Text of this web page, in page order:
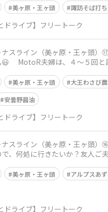
美ヶ原・王ヶ頭 諏訪そば打
ドライブ】フリートーク
王ヶ頭）⑰大王わさび農場 アルプスあずみの
ど、
美ヶ原・王ヶ頭 大王わさび
安曇野醤油
ドライブ】フリートーク
原・王ヶ頭）⑯アルプスあずみの公園 王
、何処に行きたいか？友人
美ヶ原・王ヶ頭 アルプスあ
ドライブ】フリートーク